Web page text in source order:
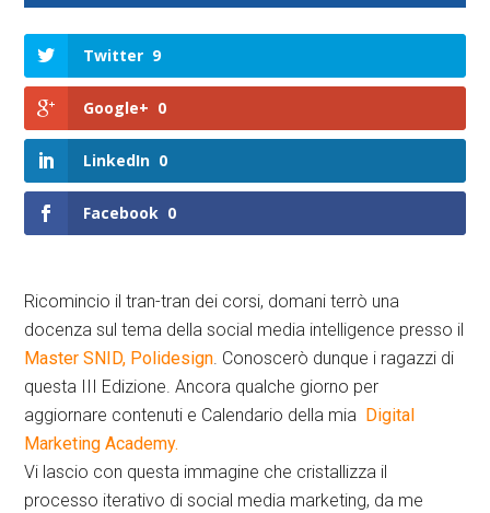
Twitter 9
Google+ 0
LinkedIn 0
Facebook 0
Ricomincio il tran-tran dei corsi, domani terrò una
docenza sul tema della social media intelligence presso il
Master SNID, Polidesign. Conoscerò dunque i ragazzi di
questa III Edizione. Ancora qualche giorno per
aggiornare contenuti e Calendario della mia Digital
Marketing Academy.
Vi lascio con questa immagine che cristallizza il
processo iterativo di social media marketing, da me